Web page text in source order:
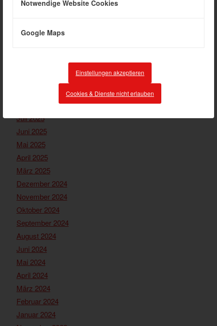
Notwendige Website Cookies
Google Maps
Einstellungen akzeptieren
Cookies & Dienste nicht erlauben
März 2026
September 2025
Juli 2025
Juni 2025
Mai 2025
April 2025
März 2025
Dezember 2024
November 2024
Oktober 2024
September 2024
August 2024
Juni 2024
Mai 2024
April 2024
März 2024
Februar 2024
Januar 2024